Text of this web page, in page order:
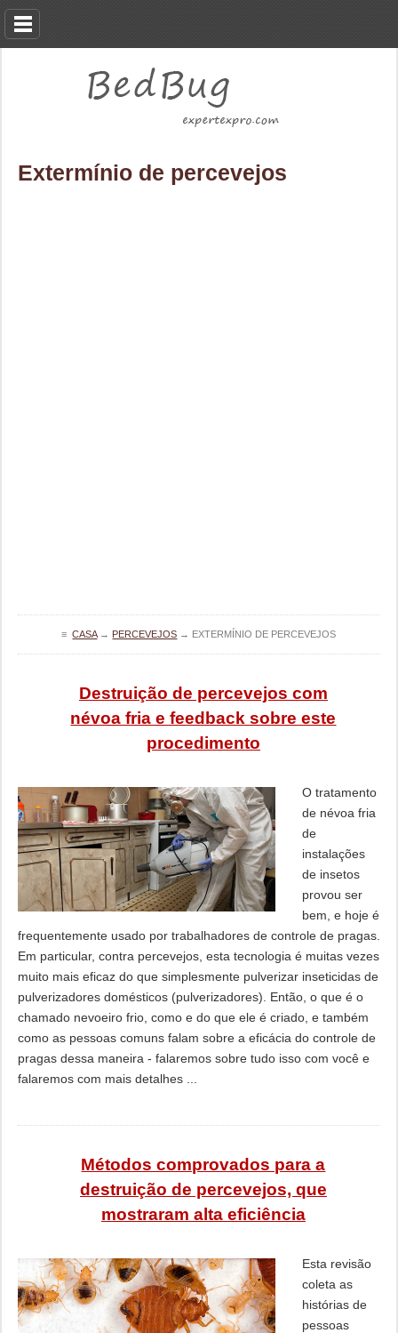
Extermínio de percevejos
≡CASA→ PERCEVEJOS → EXTERMÍNIO DE PERCEVEJOS
Destruição de percevejos com
névoa fria e feedback sobre este
procedimento
O tratamento
de névoa fria
de
instalações
de insetos
provou ser
bem, e hoje é
frequentemente usado por trabalhadores de controle de pragas.
Em particular, contra percevejos, esta tecnologia é muitas vezes
muito mais eficaz do que simplesmente pulverizar inseticidas de
pulverizadores domésticos (pulverizadores). Então, o que é o
chamado nevoeiro frio, como e do que ele é criado, e também
como as pessoas comuns falam sobre a eficácia do controle de
pragas dessa maneira - falaremos sobre tudo isso com você e
falaremos com mais detalhes ...
Métodos comprovados para a
destruição de percevejos, que
mostraram alta eficiência
Esta revisão
coleta as
histórias de
pessoas